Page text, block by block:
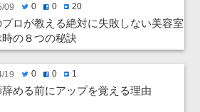
09 twitter0 facebook0 hatenabookmark20
プロが教える絶対に失敗しない美容室
時の８つの秘訣
19 twitter0 facebook0 hatenabookmark 1
辞める前にアップを覚える理由